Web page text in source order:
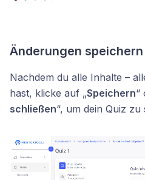
Änderungen speichern
Nachdem du alle Inhalte –
hast, klicke auf „Speichern“
schließen“, um dein Quiz zu